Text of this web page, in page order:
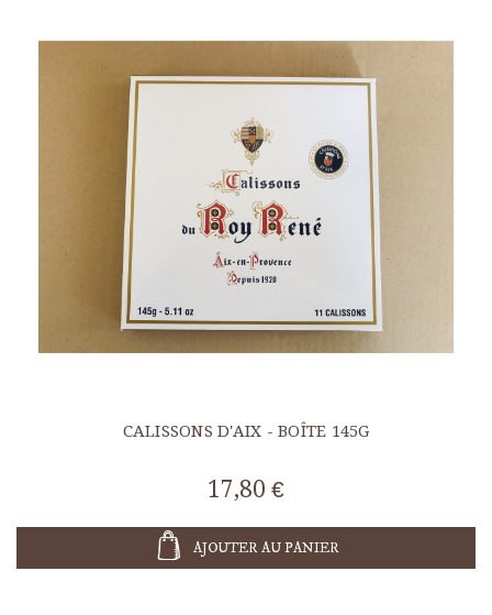
CALISSONS D'AIX - BOÎTE 145G
17,80 €
AJOUTER AU PANIER